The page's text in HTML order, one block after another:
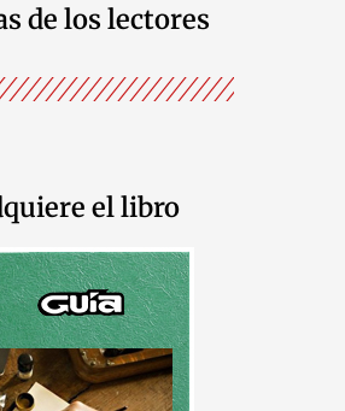
de los lectores
el libro